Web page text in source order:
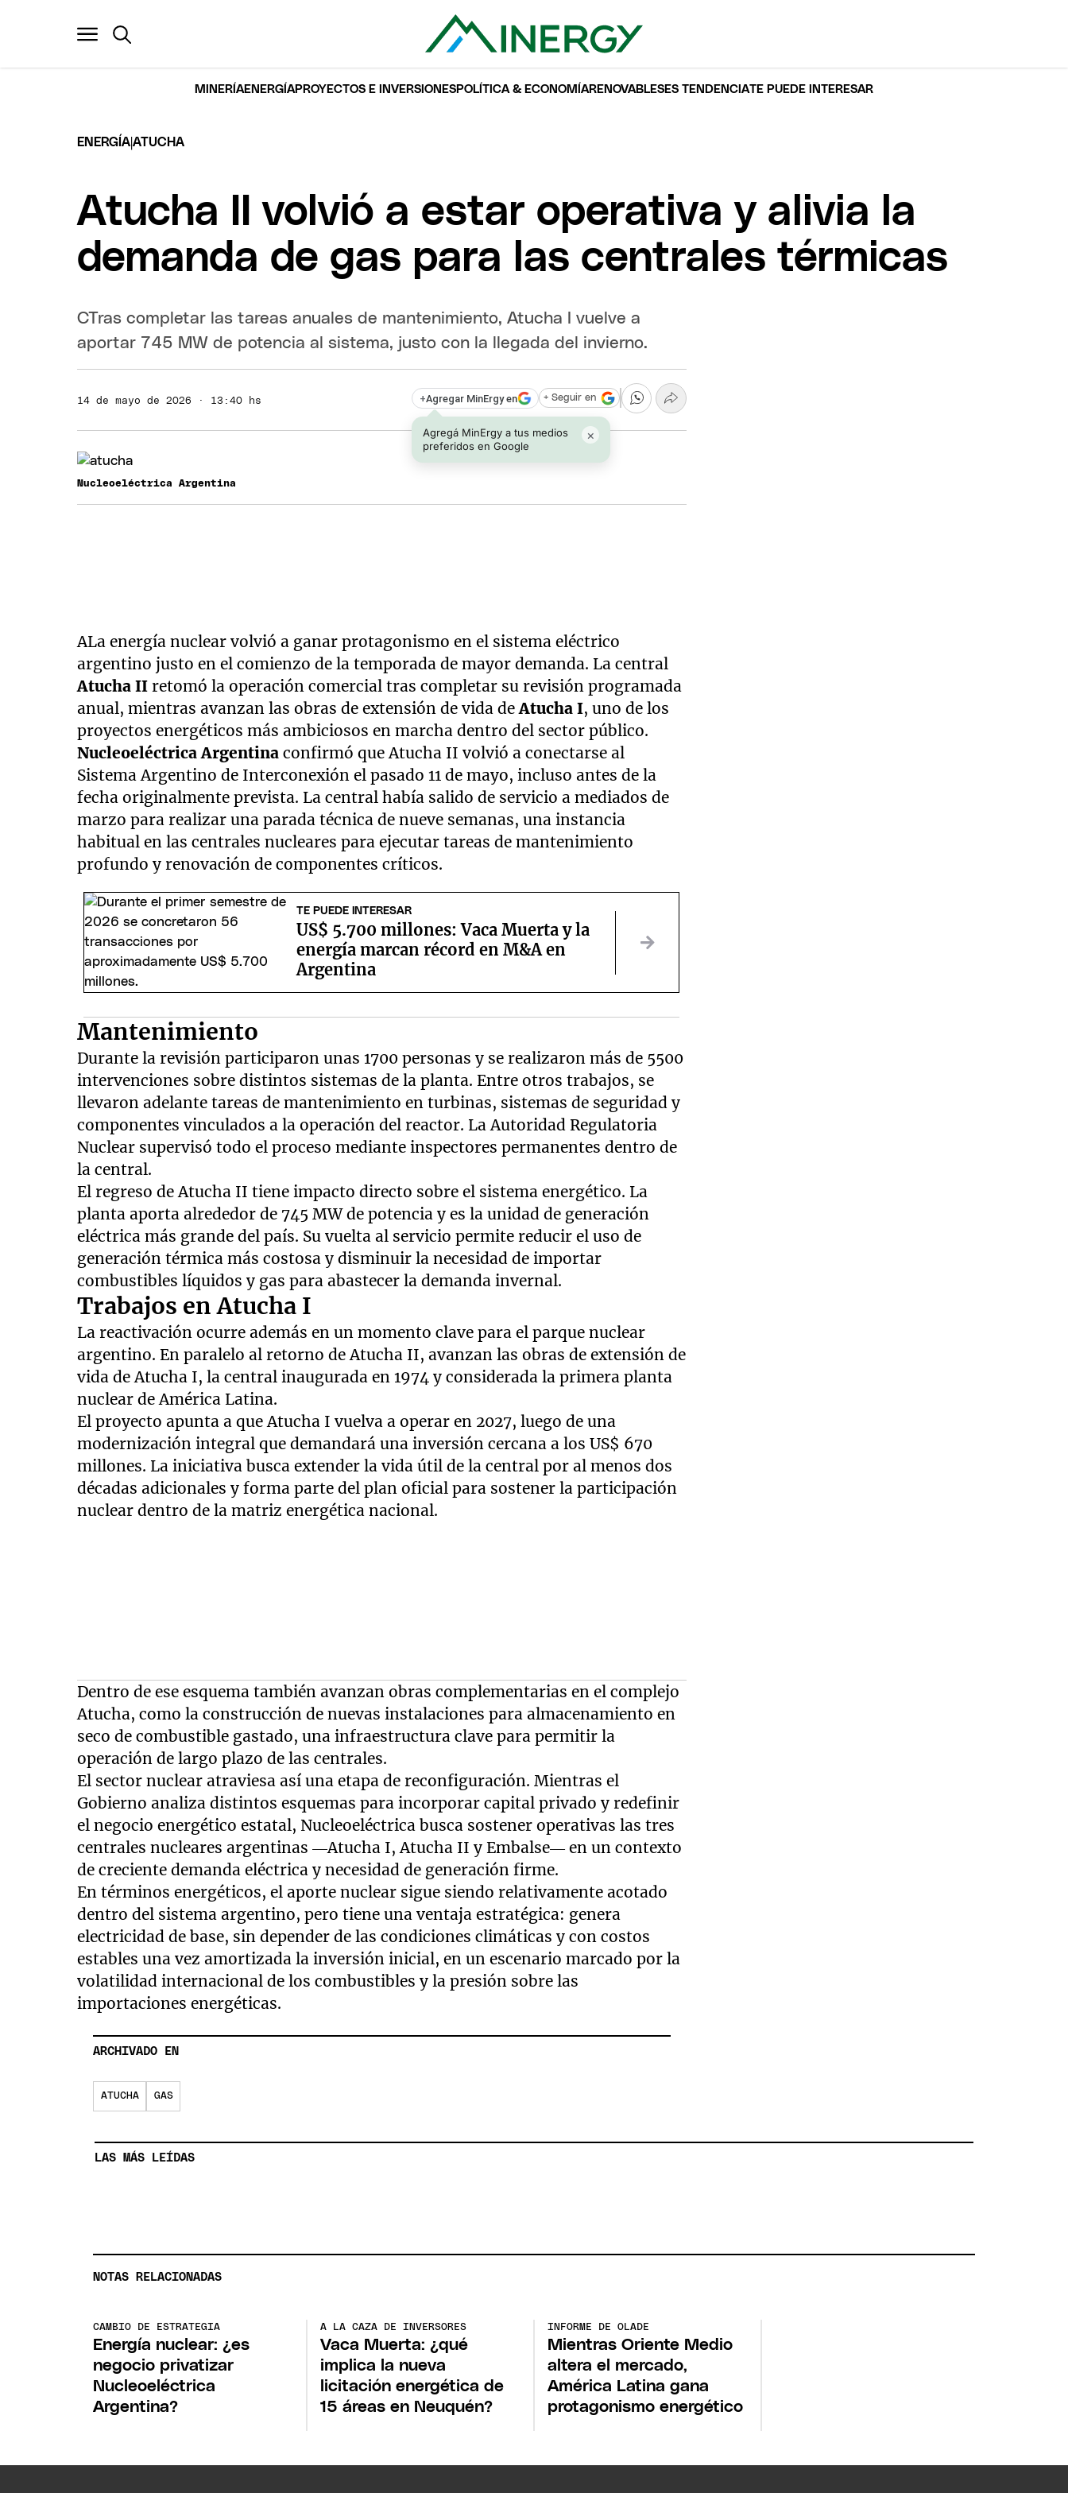
MINERÍAENERGÍAPROYECTOS E INVERSIONESPOLÍTICA & ECONOMÍARENOVABLESES TENDENCIATE PUEDE INTERESAR
ENERGÍA|ATUCHA
Atucha II volvió a estar operativa y alivia la
demanda de gas para las centrales térmicas
CTras completar las tareas anuales de mantenimiento, Atucha I vuelve a
aportar 745 MW de potencia al sistema, justo con la llegada del invierno.
14 de mayo de 2026 · 13:40 hs +Agregar MinErgy en
Agregá MinErgy a tus medios
preferidos en Google
×
+ Seguir en
Nucleoeléctrica Argentina
ALa energía nuclear volvió a ganar protagonismo en el sistema eléctrico
argentino justo en el comienzo de la temporada de mayor demanda. La central
Atucha II retomó la operación comercial tras completar su revisión programada
anual, mientras avanzan las obras de extensión de vida deAtucha I, uno de los
proyectos energéticos más ambiciosos en marcha dentro del sector público.
Nucleoeléctrica Argentina confirmó que Atucha II volvió a conectarse al
Sistema Argentino de Interconexión el pasado 11 de mayo, incluso antes de la
fecha originalmente prevista. La central había salido de servicio a mediados de
marzo para realizar una parada técnica de nueve semanas, una instancia
habitual en las centrales nucleares para ejecutar tareas de mantenimiento
profundo y renovación de componentes críticos.
TE PUEDE INTERESAR
US$ 5.700 millones: Vaca Muerta y la
energía marcan récord en M&A en
Argentina
Mantenimiento
Durante la revisión participaron unas 1700 personas y se realizaron más de 5500
intervenciones sobre distintos sistemas de la planta. Entre otros trabajos, se
llevaron adelante tareas de mantenimiento en turbinas, sistemas de seguridad y
componentes vinculados a la operación del reactor. La Autoridad Regulatoria
Nuclear supervisó todo el proceso mediante inspectores permanentes dentro de
la central.
El regreso de Atucha II tiene impacto directo sobre el sistema energético. La
planta aporta alrededor de 745 MW de potencia y es la unidad de generación
eléctrica más grande del país. Su vuelta al servicio permite reducir el uso de
generación térmica más costosa y disminuir la necesidad de importar
combustibles líquidos y gas para abastecer la demanda invernal.
Trabajos en Atucha I
La reactivación ocurre además en un momento clave para el parque nuclear
argentino. En paralelo al retorno de Atucha II, avanzan las obras de extensión de
vida de Atucha I, la central inaugurada en 1974 y considerada la primera planta
nuclear de América Latina.
El proyecto apunta a que Atucha I vuelva a operar en 2027, luego de una
modernización integral que demandará una inversión cercana a los US$ 670
millones. La iniciativa busca extender la vida útil de la central por al menos dos
décadas adicionales y forma parte del plan oficial para sostener la participación
nuclear dentro de la matriz energética nacional.
Dentro de ese esquema también avanzan obras complementarias en el complejo
Atucha, como la construcción de nuevas instalaciones para almacenamiento en
seco de combustible gastado, una infraestructura clave para permitir la
operación de largo plazo de las centrales.
El sector nuclear atraviesa así una etapa de reconfiguración. Mientras el
Gobierno analiza distintos esquemas para incorporar capital privado y redefinir
el negocio energético estatal, Nucleoeléctrica busca sostener operativas las tres
centrales nucleares argentinas —Atucha I, Atucha II y Embalse— en un contexto
de creciente demanda eléctrica y necesidad de generación firme.
En términos energéticos, el aporte nuclear sigue siendo relativamente acotado
dentro del sistema argentino, pero tiene una ventaja estratégica: genera
electricidad de base, sin depender de las condiciones climáticas y con costos
estables una vez amortizada la inversión inicial, en un escenario marcado por la
volatilidad internacional de los combustibles y la presión sobre las
importaciones energéticas.
ARCHIVADO EN
ATUCHA GAS
LAS MÁS LEÍDAS
NOTAS RELACIONADAS
CAMBIO DE ESTRATEGIA
Energía nuclear: ¿es
negocio privatizar
Nucleoeléctrica
Argentina?
A LA CAZA DE INVERSORES
Vaca Muerta: ¿qué
implica la nueva
licitación energética de
15 áreas en Neuquén?
INFORME DE OLADE
Mientras Oriente Medio
altera el mercado,
América Latina gana
protagonismo energético